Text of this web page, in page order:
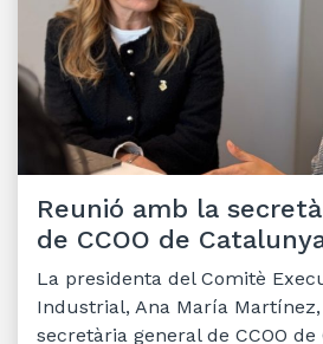
Reunió amb la
de CCOO de
La presidenta del Comitè
Industrial, Ana María
secretària general de CCOO